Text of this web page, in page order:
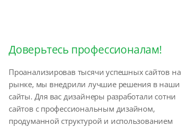
Доверьтесь профессионалам!
Проанализировав тысячи успешных сайтов на
рынке, мы внедрили лучшие решения в наши
сайты. Для вас дизайнеры разработали сотни
сайтов с профессиональным дизайном,
продуманной структурой и использованием